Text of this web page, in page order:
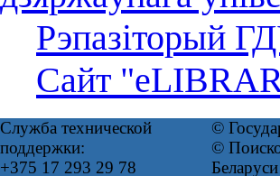
Рэпазіторый
Сайт
Служба технической
поддержки:
+375 17 293 29 78
©
©
Беларуси